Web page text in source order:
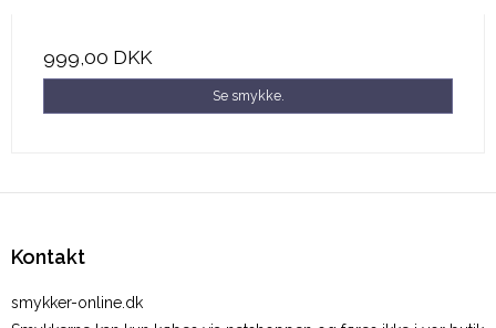
999,00 DKK
Se smykke.
Kontakt
smykker-online.dk